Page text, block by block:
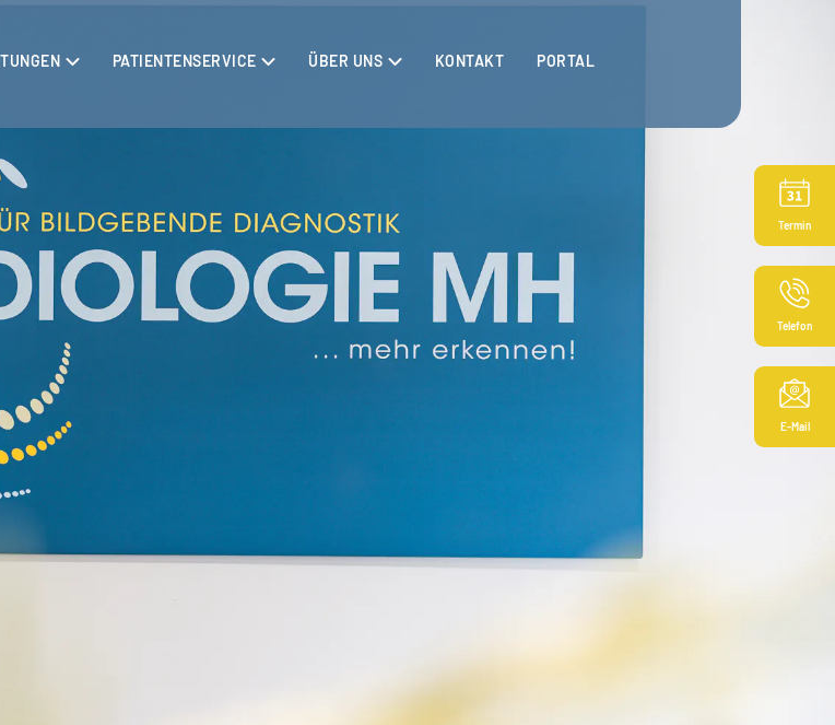
PATIENTENSERVICE ÜBER UNS KONTAKT PORTAL
Termin
Telefon
E-Mail